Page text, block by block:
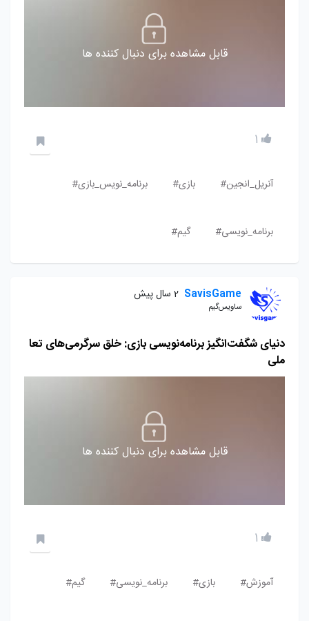
قابل مشاهده برای دنبال کننده ها
1
آنریل_انجین# بازی# برنامه_نویس_بازی#
برنامه_نویسی# گیم#
SavisGame 2 سال پیش
ساویس‌گیم
دنیای شگفت‌انگیز برنامه‌نویسی بازی: خلق سرگرمی‌های تعا
ملی
قابل مشاهده برای دنبال کننده ها
1
آموزش# بازی# برنامه_نویسی# گیم#